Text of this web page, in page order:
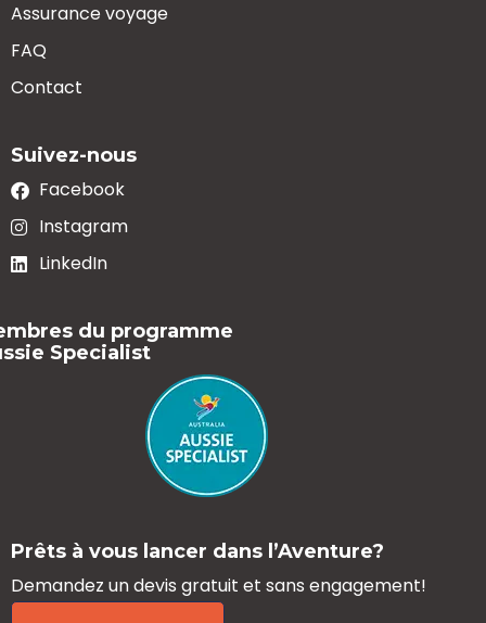
Assurance voyage
FAQ
Contact
Suivez-nous
Facebook
Instagram
LinkedIn
du programme
Specialist
Prêts à vous lancer dans l’Aventure?
Demandez un devis gratuit et sans engagement!